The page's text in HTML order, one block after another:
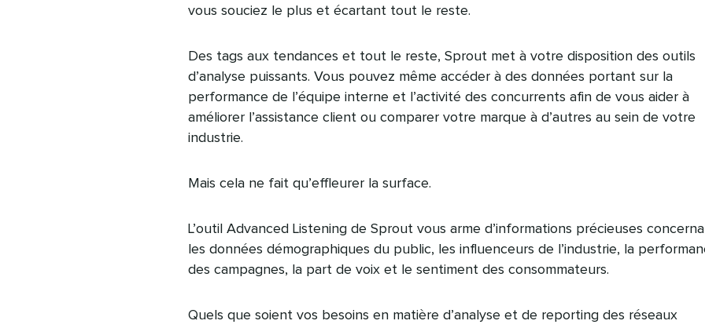
vous souciez le plus et écartant tout le reste.
Des tags aux tendances et tout le reste, Sprout met à votre disposition des outils
d’analyse puissants. Vous pouvez même accéder à des données portant sur la
performance de l’équipe interne et l’activité des concurrents afin de vous aider à
améliorer l’assistance client ou comparer votre marque à d’autres au sein de votre
industrie.
Mais cela ne fait qu’effleurer la surface.
L’outil Advanced Listening de Sprout vous arme d’informations précieuses
les données démographiques du public, les influenceurs de l’industrie, la
des campagnes, la part de voix et le sentiment des consommateurs.
Quels que soient vos besoins en matière d’analyse et de reporting des réseaux